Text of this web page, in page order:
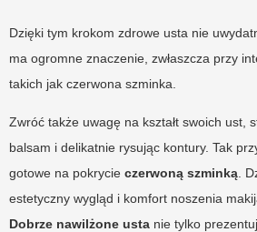
Dzięki tym krokom zdrowe usta nie
ma ogromne znaczenie, zwłaszcza przy
takich jak czerwona szminka.
Zwróć także uwagę na kształt swoich ust,
balsam i delikatnie rysując kontury. Tak
gotowe na pokrycie czerwoną szminką .
estetyczny wygląd i komfort noszenia
Dobrze nawilżone usta nie tylko